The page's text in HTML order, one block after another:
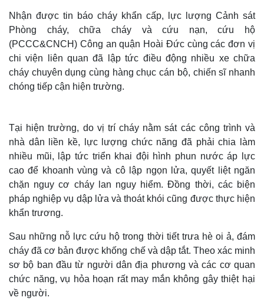
Nhận được tin báo cháy khẩn cấp, lực lượng Cảnh sát
Phòng cháy, chữa cháy và cứu nạn, cứu hộ
(PCCC&CNCH) Công an quận Hoài Đức cùng các đơn vị
chi viện liên quan đã lập tức điều động nhiều xe chữa
cháy chuyên dụng cùng hàng chục cán bộ, chiến sĩ nhanh
chóng tiếp cận hiện trường.
Tại hiện trường, do vị trí cháy nằm sát các công trình và
nhà dân liền kề, lực lượng chức năng đã phải chia làm
nhiều mũi, lập tức triển khai đội hình phun nước áp lực
cao để khoanh vùng và cô lập ngọn lửa, quyết liệt ngăn
chặn nguy cơ cháy lan nguy hiểm. Đồng thời, các biện
pháp nghiệp vụ dập lửa và thoát khói cũng được thực hiện
khẩn trương.
Sau những nỗ lực cứu hộ trong thời tiết trưa hè oi ả, đám
cháy đã cơ bản được khống chế và dập tắt. Theo xác minh
sơ bộ ban đầu từ người dân địa phương và các cơ quan
chức năng, vụ hỏa hoạn rất may mắn không gây thiệt hại
về người.